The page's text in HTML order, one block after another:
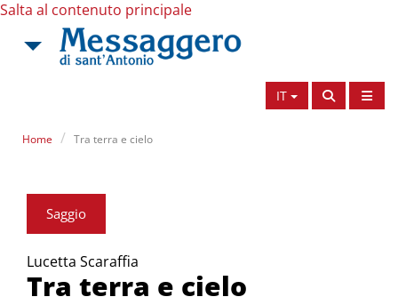
Salta al contenuto principale
IT
Home Tra terra e cielo
Saggio
Lucetta Scaraffia
Tra terra e cielo